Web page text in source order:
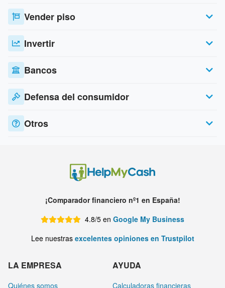
Vender piso
Invertir
Bancos
Defensa del consumidor
Otros
¡Comparador financiero nº1 en España!
4.8/5 en Google My Business
Lee nuestras excelentes opiniones en Trustpilot
LA EMPRESA
Quiénes somos
AYUDA
Calculadoras financieras